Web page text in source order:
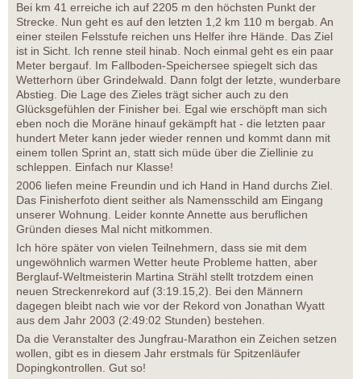
Bei km 41 erreiche ich auf 2205 m den höchsten Punkt der
Strecke. Nun geht es auf den letzten 1,2 km 110 m bergab. An
einer steilen Felsstufe reichen uns Helfer ihre Hände. Das Ziel
ist in Sicht. Ich renne steil hinab. Noch einmal geht es ein paar
Meter bergauf. Im Fallboden-Speichersee spiegelt sich das
Wetterhorn über Grindelwald. Dann folgt der letzte, wunderbare
Abstieg. Die Lage des Zieles trägt sicher auch zu den
Glücksgefühlen der Finisher bei. Egal wie erschöpft man sich
eben noch die Moräne hinauf gekämpft hat - die letzten paar
hundert Meter kann jeder wieder rennen und kommt dann mit
einem tollen Sprint an, statt sich müde über die Ziellinie zu
schleppen. Einfach nur Klasse!
2006 liefen meine Freundin und ich Hand in Hand durchs Ziel.
Das Finisherfoto dient seither als Namensschild am Eingang
unserer Wohnung. Leider konnte Annette aus beruflichen
Gründen dieses Mal nicht mitkommen.
Ich höre später von vielen Teilnehmern, dass sie mit dem
ungewöhnlich warmen Wetter heute Probleme hatten, aber
Berglauf-Weltmeisterin Martina Strähl stellt trotzdem einen
neuen Streckenrekord auf (3:19.15,2). Bei den Männern
dagegen bleibt nach wie vor der Rekord von Jonathan Wyatt
aus dem Jahr 2003 (2:49:02 Stunden) bestehen.
Da die Veranstalter des Jungfrau-Marathon ein Zeichen setzen
wollen, gibt es in diesem Jahr erstmals für Spitzenläufer
Dopingkontrollen. Gut so!